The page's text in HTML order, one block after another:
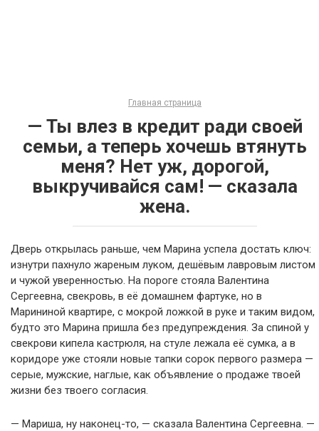
Главная страница
— Ты влез в кредит ради своей
семьи, а теперь хочешь втянуть
меня? Нет уж, дорогой,
выкручивайся сам! — сказала
жена.
Дверь открылась раньше, чем Марина успела достать ключ:
изнутри пахнуло жареным луком, дешёвым лавровым листом
и чужой уверенностью. На пороге стояла Валентина
Сергеевна, свекровь, в её домашнем фартуке, но в
Марининой квартире, с мокрой ложкой в руке и таким видом,
будто это Марина пришла без предупреждения. За спиной у
свекрови кипела кастрюля, на стуле лежала её сумка, а в
коридоре уже стояли новые тапки сорок первого размера —
серые, мужские, наглые, как объявление о продаже твоей
жизни без твоего согласия.
— Мариша, ну наконец-то, — сказала Валентина Сергеевна. —